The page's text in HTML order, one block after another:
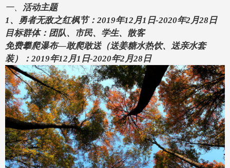
一、 活动主题
1、勇者无敌之红枫节：2019年12月1日-2020年2月28日
目标群体：团队、市民、学生、散客
免费攀爬瀑布—敢爬敢送（送姜糖水热饮、送亲水套
装）：2019年12月1日-2020年2月28日